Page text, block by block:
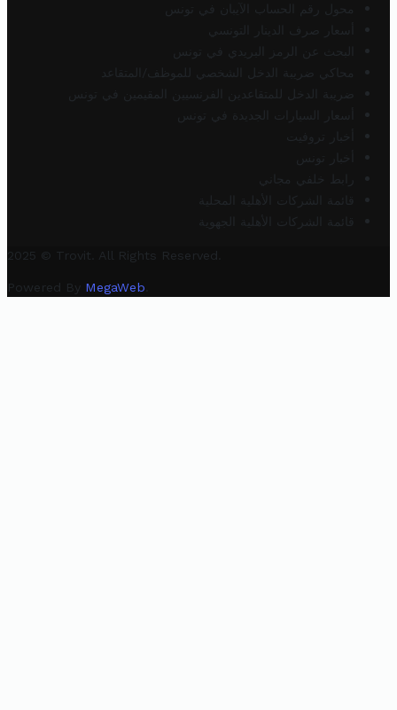
محول رقم الحساب الآيبان في تونس
أسعار صرف الدينار التونسي
البحث عن الرمز البريدي في تونس
محاكي ضريبة الدخل الشخصي للموظف/المتقاعد
ضريبة الدخل للمتقاعدين الفرنسيين المقيمين في تونس
أسعار السيارات الجديدة في تونس
أخبار تروفيت
أخبار تونس
رابط خلفي مجاني
قائمة الشركات الأهلية المحلية
قائمة الشركات الأهلية الجهوية
2025 © Trovit. All Rights Reserved.
Powered By MegaWeb